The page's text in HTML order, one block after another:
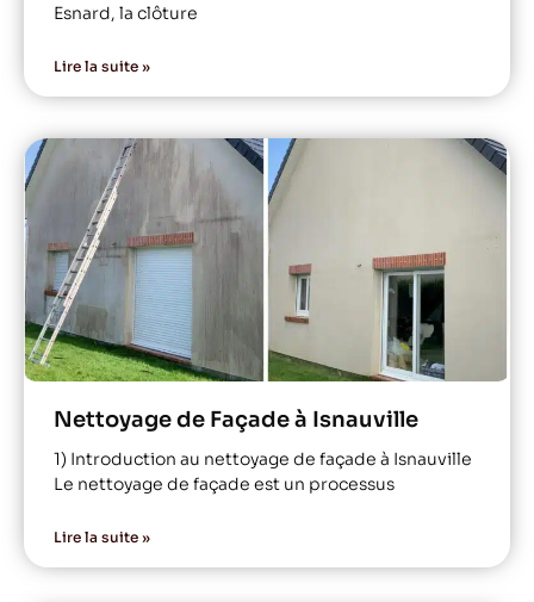
Esnard, la clôture
Lire la suite »
Nettoyage de Façade à Isnauville
1) Introduction au nettoyage de façade à Isnauville
Le nettoyage de façade est un processus
Lire la suite »